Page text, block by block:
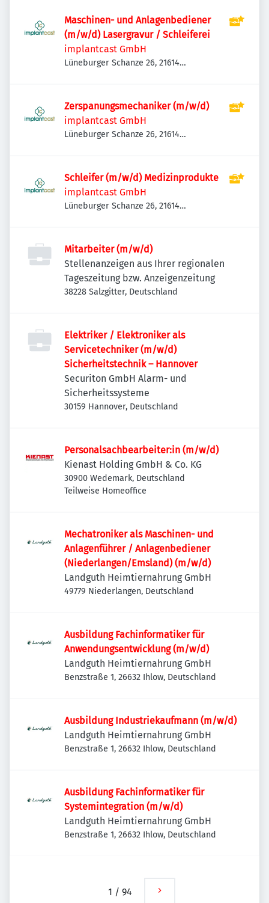
Maschinen- und Anlagenbediener
(m/w/d) Lasergravur / Schleiferei
implantcast GmbH
Lüneburger Schanze 26, 21614
Zerspanungsmechaniker (m/w/d)
implantcast GmbH
Lüneburger Schanze 26, 21614
Schleifer (m/w/d) Medizinprodukte
implantcast GmbH
Lüneburger Schanze 26, 21614
Mitarbeiter (m/w/d)
Stellenanzeigen aus Ihrer regionalen
Tageszeitung bzw. Anzeigenzeitung
38228 Salzgitter, Deutschland
Elektriker / Elektroniker als
Servicetechniker (m/w/d)
Sicherheitstechnik – Hannover
Securiton GmbH Alarm- und
Sicherheitssysteme
30159 Hannover, Deutschland
Personalsachbearbeiter:in (m/w/d)
Kienast Holding GmbH & Co. KG
30900 Wedemark, Deutschland
Teilweise Homeoffice
Mechatroniker als Maschinen- und
Anlagenführer / Anlagenbediener
(Niederlangen/Emsland) (m/w/d)
Landguth Heimtiernahrung GmbH
49779 Niederlangen, Deutschland
Ausbildung Fachinformatiker für
Anwendungsentwicklung (m/w/d)
Landguth Heimtiernahrung GmbH
Benzstraße 1, 26632 Ihlow, Deutschland
Ausbildung Industriekaufmann (m/w/d)
Landguth Heimtiernahrung GmbH
Benzstraße 1, 26632 Ihlow, Deutschland
Ausbildung Fachinformatiker für
Systemintegration (m/w/d)
Landguth Heimtiernahrung GmbH
Benzstraße 1, 26632 Ihlow, Deutschland
1 / 94